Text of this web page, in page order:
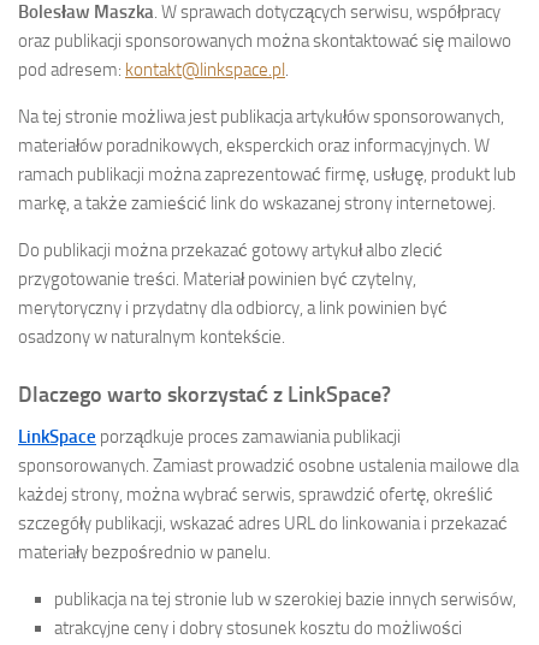
Bolesław Maszka. W sprawach dotyczących serwisu, współpracy
oraz publikacji sponsorowanych można skontaktować się mailowo
pod adresem: kontakt@linkspace.pl.
Na tej stronie możliwa jest publikacja artykułów sponsorowanych,
materiałów poradnikowych, eksperckich oraz informacyjnych. W
ramach publikacji można zaprezentować firmę, usługę, produkt lub
markę, a także zamieścić link do wskazanej strony internetowej.
Do publikacji można przekazać gotowy artykuł albo zlecić
przygotowanie treści. Materiał powinien być czytelny,
merytoryczny i przydatny dla odbiorcy, a link powinien być
osadzony w naturalnym kontekście.
Dlaczego warto skorzystać z LinkSpace?
LinkSpace porządkuje proces zamawiania publikacji
sponsorowanych. Zamiast prowadzić osobne ustalenia mailowe dla
każdej strony, można wybrać serwis, sprawdzić ofertę, określić
szczegóły publikacji, wskazać adres URL do linkowania i przekazać
materiały bezpośrednio w panelu.
publikacja na tej stronie lub w szerokiej bazie innych serwisów,
atrakcyjne ceny i dobry stosunek kosztu do możliwości